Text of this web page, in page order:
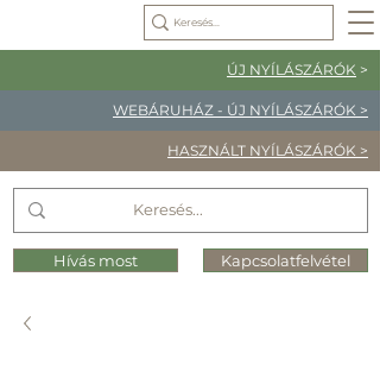
ÚJ NYÍLÁSZÁRÓK >
WEBÁRUHÁZ - ÚJ NYÍLÁSZÁRÓK >
HASZNÁLT NYÍLÁSZÁRÓK >
Hívás most Kapcsolatfelvétel